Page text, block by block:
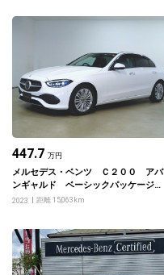
447.7 万円
メルセデス・ベンツ Ｃ２００ アバ
ンギャルド ベーシックパッケージ
レザーエクスクルーシブパッケージ
2023 距離 15,063km